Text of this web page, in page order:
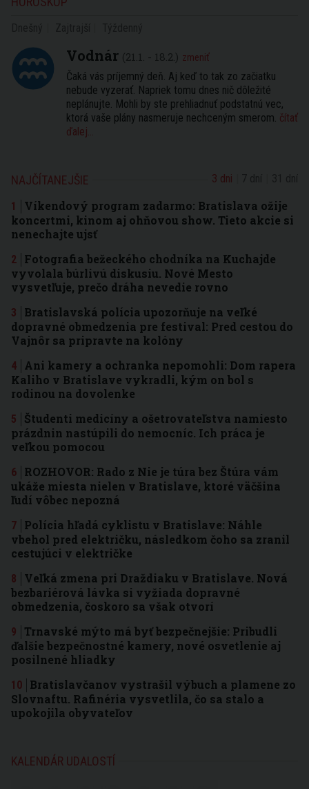
Vodnár (21.1. - 18.2.) zmeniť
Čaká vás príjemný deň. Aj keď to tak zo začiatku
nebude vyzerať. Napriek tomu dnes nič dôležité
neplánujte. Mohli by ste prehliadnuť podstatnú vec,
ktorá vaše plány nasmeruje nechceným smerom. čítať
ďalej...
NAJČÍTANEJŠIE 3 dni
Víkendový program zadarmo: Bratislava ožije
koncertmi, kinom aj ohňovou show. Tieto akcie si
nenechajte ujsť
Fotografia bežeckého chodníka na Kuchajde
vyvolala búrlivú diskusiu. Nové Mesto
vysvetľuje, prečo dráha nevedie rovno
Bratislavská polícia upozorňuje na veľké
dopravné obmedzenia pre festival: Pred cestou do
Vajnôr sa pripravte na kolóny
Ani kamery a ochranka nepomohli: Dom rapera
Kaliho v Bratislave vykradli, kým on bol s
rodinou na dovolenke
Študenti medicíny a ošetrovateľstva namiesto
prázdnin nastúpili do nemocníc. Ich práca je
veľkou pomocou
ROZHOVOR: Rado z Nie je túra bez Štúra vám
ukáže miesta nielen v Bratislave, ktoré väčšina
ľudí vôbec nepozná
Polícia hľadá cyklistu v Bratislave: Náhle
vbehol pred električku, následkom čoho sa zranil
cestujúci v električke
Veľká zmena pri Draždiaku v Bratislave. Nová
bezbariérová lávka si vyžiada dopravné
obmedzenia, čoskoro sa však otvorí
Trnavské mýto má byť bezpečnejšie: Pribudli
ďalšie bezpečnostné kamery, nové osvetlenie aj
posilnené hliadky
Bratislavčanov vystrašil výbuch a plamene zo
Slovnaftu. Rafinéria vysvetlila, čo sa stalo a
upokojila obyvateľov
KALENDÁR UDALOSTÍ